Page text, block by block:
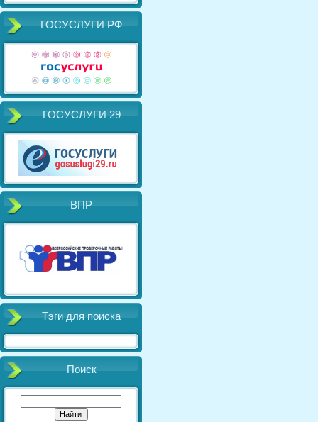
ГОСУСЛУГИ РФ
ГОСУСЛУГИ 29
ВПР
Тэги для поиска
Поиск